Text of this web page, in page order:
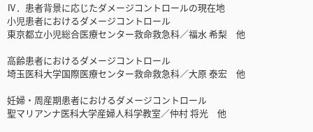
Ⅳ．患者背景に応じたダメージコントロールの現在地
小児患者におけるダメージコントロール
東京都立小児総合医療センター救命救急科／福水 希梨 他
高齢患者におけるダメージコントロール
埼玉医科大学国際医療センター救命救急科／大原 泰宏 他
妊婦・周産期患者におけるダメージコントロール
聖マリアンナ医科大学産婦人科学教室／仲村 将光 他